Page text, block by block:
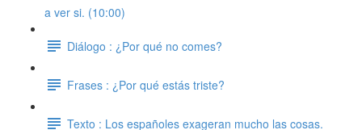
a ver si. (10:00)
Diálogo : ¿Por qué no comes?
Frases : ¿Por qué estás triste?
Texto : Los españoles exageran mucho las cosas.